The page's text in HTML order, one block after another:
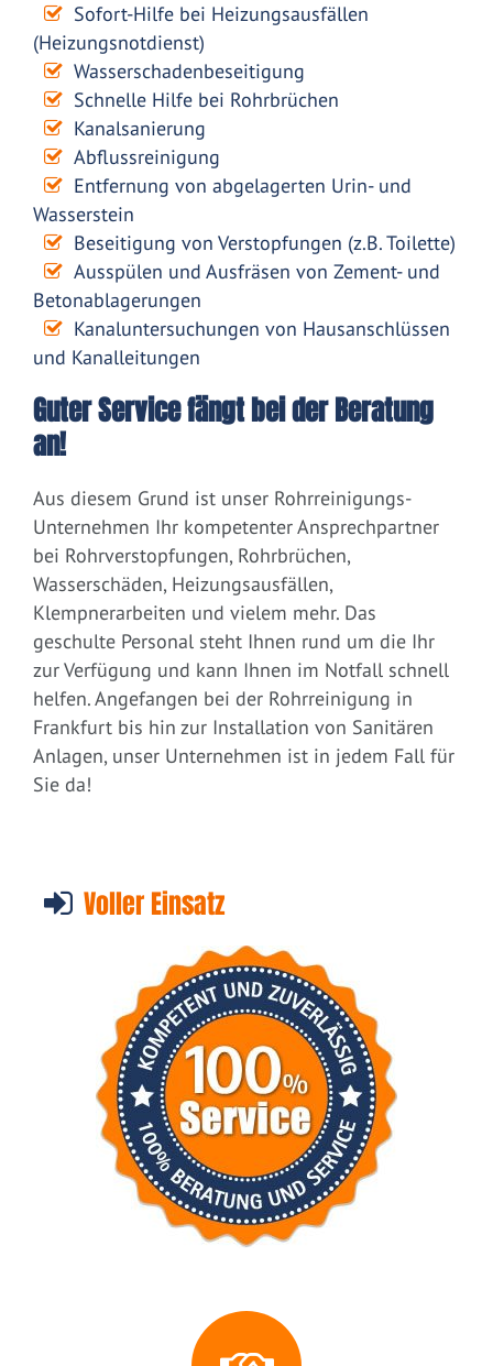
Sofort-Hilfe bei Heizungsausfällen
(Heizungsnotdienst)
Wasserschadenbeseitigung
Schnelle Hilfe bei Rohrbrüchen
Kanalsanierung
Abflussreinigung
Entfernung von abgelagerten Urin- und
Wasserstein
Beseitigung von Verstopfungen (z.B. Toilette)
Ausspülen und Ausfräsen von Zement- und
Betonablagerungen
Kanaluntersuchungen von Hausanschlüssen
und Kanalleitungen
Guter Service fängt bei der Beratung
an!
Aus diesem Grund ist unser Rohrreinigungs-
Unternehmen Ihr kompetenter Ansprechpartner
bei Rohrverstopfungen, Rohrbrüchen,
Wasserschäden, Heizungsausfällen,
Klempnerarbeiten und vielem mehr. Das
geschulte Personal steht Ihnen rund um die Ihr
zur Verfügung und kann Ihnen im Notfall schnell
helfen. Angefangen bei der Rohrreinigung in
Frankfurt bis hin zur Installation von Sanitären
Anlagen, unser Unternehmen ist in jedem Fall für
Sie da!
Voller Einsatz